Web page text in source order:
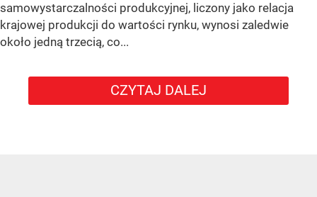
samowystarczalności produkcyjnej, liczony jako relacja
krajowej produkcji do wartości rynku, wynosi zaledwie
około jedną trzecią, co...
CZYTAJ DALEJ